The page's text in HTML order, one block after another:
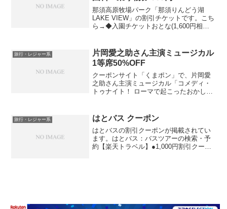
那須高原牧場パーク「那須りんどう湖
LAKE VIEW」の割引チケットです。こち
ら→◆入園チケットおとな(1,600円相当) /
を999円でゲットで...
旅行・レジャー系
片岡愛之助さん主演ミュージカル
1等席50%OFF
クーポンサイト「くまポン」で、片岡愛
之助さん主演ミュージカル「コメディ・
トゥナイト！ ローマで起こったおかしな
円】≪☆主演・片岡愛之助×演出・宮本亜
門☆ブロ...
旅行・レジャー系 はとバス クーポン
はとバスの割引クーポンが掲載されてい
ます。はとバス：バスツアーの検索・予
約【楽天トラベル】●1,000円割引クーポ